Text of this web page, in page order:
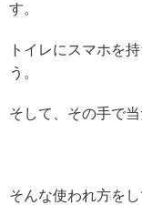
す。
トイレにスマホを
う。
そして、その手で
そんな使われ方を